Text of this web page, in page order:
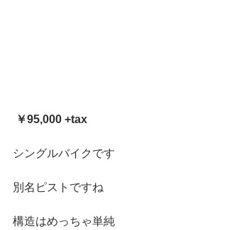
￥95,000 +tax
シングルバイクです
別名ピストですね
構造はめっちゃ単純